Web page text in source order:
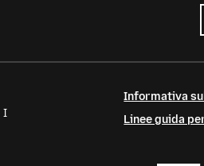
I
Informativa
Linee guida